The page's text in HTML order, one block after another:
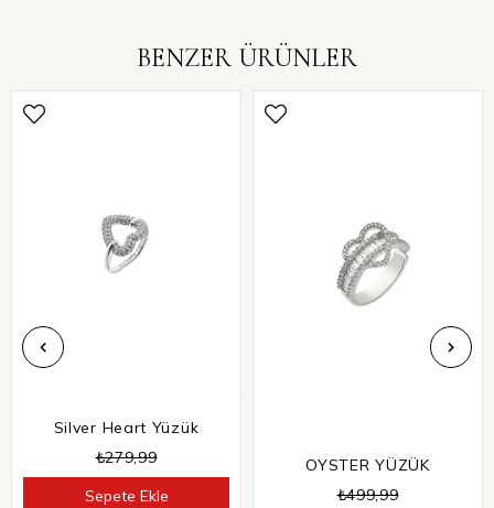
BENZER ÜRÜNLER
Silver Heart Yüzük
₺279,99
Sepete Ekle
OYSTER YÜZÜK
₺499,99